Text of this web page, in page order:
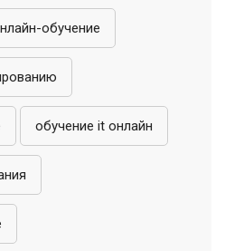
обучение
обучение it онлайн